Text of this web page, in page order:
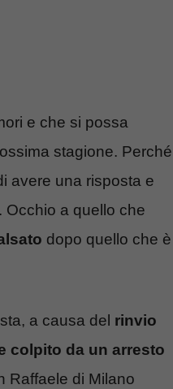
e che si possa
stagione. Perché
avere una risposta e
Occhio a quello che
dopo quello che è
a causa del rinvio
colpito da un arresto
Raffaele di Milano